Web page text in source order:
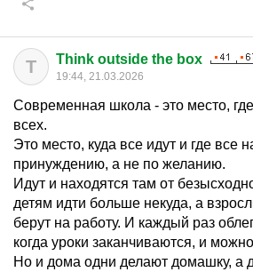
T Think outside the box
19:44, 21.03.2026
Современная школа - это место,
всех.
Это место, куда все идут и где все
принуждению, а не по желанию.
Идут и находятся там от
детям идти больше некуда, а
берут на работу. И каждый раз
когда уроки заканчиваются, и
Но и дома одни делают домашку, а